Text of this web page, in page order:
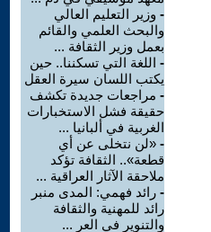
- وزير التعليم العالي
والبحث العلمي والقائم
بعمل وزير الثقافة ...
- اللغة التي تسكننا.. حين
يكتب اللسان سيرة العقل
- مراجعات جديدة تكشف
حقيقة فشل الاستخبارات
الغربية في ألبانيا ...
- «لن نتخلى عن أي
قطعة».. الثقافة تؤكد
ملاحقة الآثار العراقية ...
- رائد فهمي: المدى منبر
رائد للمهنية والثقافة
والتنوير في العر ...